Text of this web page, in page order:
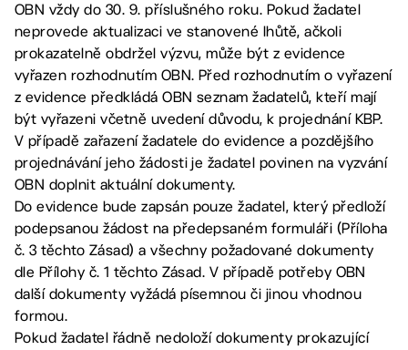
OBN vždy do 30. 9. příslušného roku. Pokud žadatel
neprovede aktualizaci ve stanovené lhůtě, ačkoli
prokazatelně obdržel výzvu, může být z evidence
vyřazen rozhodnutím OBN. Před rozhodnutím o vyřazení
z evidence předkládá OBN seznam žadatelů, kteří mají
být vyřazeni včetně uvedení důvodu, k projednání KBP.
V případě zařazení žadatele do evidence a pozdějšího
projednávání jeho žádosti je žadatel povinen na vyzvání
OBN doplnit aktuální dokumenty.
Do evidence bude zapsán pouze žadatel, který předloží
podepsanou žádost na předepsaném formuláři (Příloha
č. 3 těchto Zásad) a všechny požadované dokumenty
dle Přílohy č. 1 těchto Zásad. V případě potřeby OBN
další dokumenty vyžádá písemnou či jinou vhodnou
formou.
Pokud žadatel řádně nedoloží dokumenty prokazující